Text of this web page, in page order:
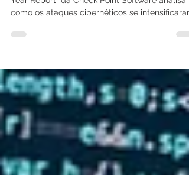
de 42% em ciberataques
O documento "Cyber Attack Trends: 2022 Mid-
e...